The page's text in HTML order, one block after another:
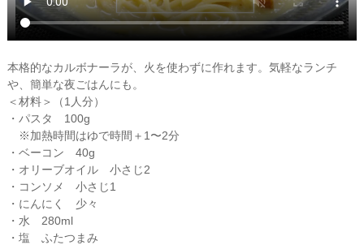
本格的なカルボナーラが、火を使わずに作れます。気軽なランチ
や、簡単な夜ごはんにも。
＜材料＞（1人分）
・パスタ 100g
※加熱時間はゆで時間＋1〜2分
・ベーコン 40g
・オリーブオイル 小さじ2
・コンソメ 小さじ1
・にんにく 少々
・水 280ml
・塩 ふたつまみ